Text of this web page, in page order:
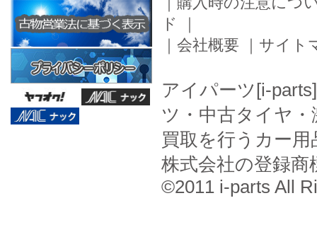
ド
｜
｜ 会社概要 ｜ サイト
アイパーツ[i-
ツ・中古タイヤ
買取を行うカー
株式会社の登録商
©2011 i-parts All